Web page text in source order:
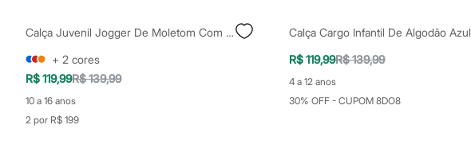
Clock House
Sawary
Yessica
Moda esportiva
Acessórios
Blusas
Calça Juvenil Jogger De Moletom Com Bolso Cargo Bege
+ 2 cores
R$ 119,99R$ 139,99
10 a 16 anos
2 por R$ 199
Calça Cargo Infantil De Algodão Azul
R$ 119,99R$ 139,99
4 a 12 anos
30% OFF - CUPOM 8DO8